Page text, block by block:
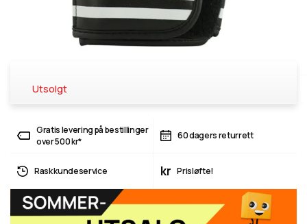
Utsolgt
Gratis levering på bestillinger
over 500 kr*
60 dagers returrett
Rask kundeservice kr Prisløfte!